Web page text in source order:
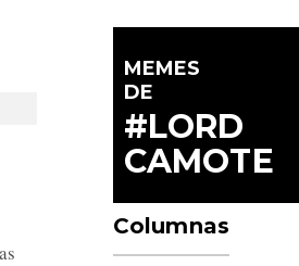
MEMES
DE
#LORD
CAMOTE
Columnas